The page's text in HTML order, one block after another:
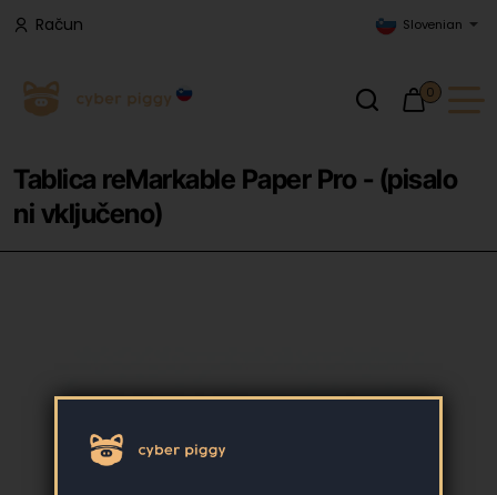
Račun Slovenian
0
Tablica reMarkable Paper Pro - (pisalo
ni vključeno)